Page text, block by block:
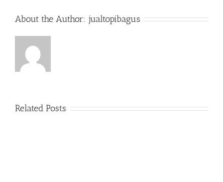
About the Author: jualtopibagus
Related Posts